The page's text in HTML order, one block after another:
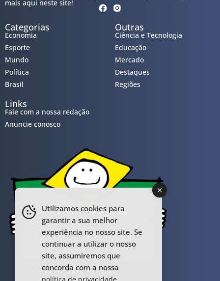
mais aqui neste site!
Categorias
Economia
Esporte
Mundo
Política
Brasil
Outras
Ciência e Tecnologia
Educação
Mercado
Destaques
Regiões
Links
Fale com a nossa redação
Anuncie conosco
Utilizamos cookies para
garantir a sua melhor
experiência no nosso site. Se
continuar a utilizar o nosso
site, assumiremos que
concorda com a nossa